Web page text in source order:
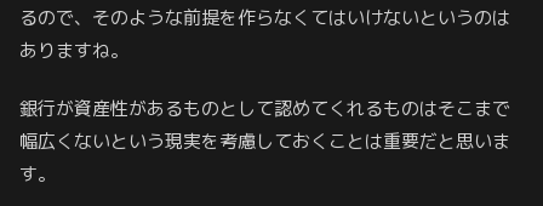
るので、そのような前提を作らなくてはいけないというのは
ありますね。
銀行が資産性があるものとして認めてくれるものはそこまで
幅広くないという現実を考慮しておくことは重要だと思いま
す。